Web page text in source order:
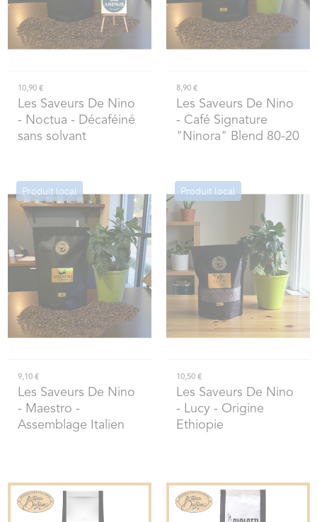
10,90 €
Les Saveurs De Nino
- Noctua - Décaféiné
sans solvant
8,90 €
Les Saveurs De Nino
- Café Signature
"Ninora" Blend 80-20
Produit local
9,10 €
Les Saveurs De Nino
- Maestro -
Assemblage Italien
Produit local
10,50 €
Les Saveurs De Nino
- Lucy - Origine
Ethiopie